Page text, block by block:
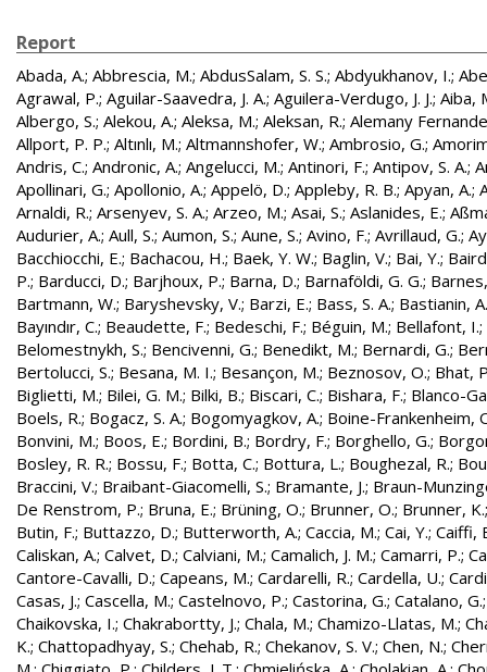
Report
Abada, A.; Abbrescia, M.; AbdusSalam, S. S.; Abdyukhanov, I.;
Agrawal, P.; Aguilar-Saavedra, J. A.; Aguilera-Verdugo, J. J.; Aiba,
Albergo, S.; Alekou, A.; Aleksa, M.; Aleksan, R.; Alemany
Allport, P. P.; Altınlı, M.; Altmannshofer, W.; Ambrosio, G.;
Andris, C.; Andronic, A.; Angelucci, M.; Antinori, F.; Antipov, S. A.;
Apollinari, G.; Apollonio, A.; Appelö, D.; Appleby, R. B.; Apyan, A.;
Arnaldi, R.; Arsenyev, S. A.; Arzeo, M.; Asai, S.; Aslanides, E.;
Audurier, A.; Aull, S.; Aumon, S.; Aune, S.; Avino, F.; Avrillaud, G.;
Bacchiocchi, E.; Bachacou, H.; Baek, Y. W.; Baglin, V.; Bai, Y.;
P.; Barducci, D.; Barjhoux, P.; Barna, D.; Barnaföldi, G. G.;
Bartmann, W.; Baryshevsky, V.; Barzi, E.; Bass, S. A.; Bastianin, A.
Bayındır, C.; Beaudette, F.; Bedeschi, F.; Béguin, M.; Bellafont, I.;
Belomestnykh, S.; Bencivenni, G.; Benedikt, M.; Bernardi, G.;
Bertolucci, S.; Besana, M. I.; Besançon, M.; Beznosov, O.; Bhat,
Biglietti, M.; Bilei, G. M.; Bilki, B.; Biscari, C.; Bishara, F.; Blanco-
Boels, R.; Bogacz, S. A.; Bogomyagkov, A.; Boine-Frankenheim,
Bonvini, M.; Boos, E.; Bordini, B.; Bordry, F.; Borghello, G.;
Bosley, R. R.; Bossu, F.; Botta, C.; Bottura, L.; Boughezal, R.;
Braccini, V.; Braibant-Giacomelli, S.; Bramante, J.; Braun-
De Renstrom, P.; Bruna, E.; Brüning, O.; Brunner, O.; Brunner, K.
Butin, F.; Buttazzo, D.; Butterworth, A.; Caccia, M.; Cai, Y.; Caiffi,
Caliskan, A.; Calvet, D.; Calviani, M.; Camalich, J. M.; Camarri, P.;
Cantore-Cavalli, D.; Capeans, M.; Cardarelli, R.; Cardella, U.;
Casas, J.; Cascella, M.; Castelnovo, P.; Castorina, G.; Catalano, G.
Chaikovska, I.; Chakrabortty, J.; Chala, M.; Chamizo-Llatas, M.;
K.; Chattopadhyay, S.; Chehab, R.; Chekanov, S. V.; Chen, N.;